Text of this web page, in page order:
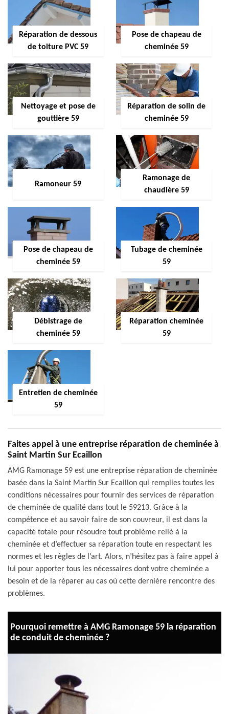
Réparation de dessous
de toiture PVC 59
Pose de chapeau de
cheminée 59
Nettoyage et pose de
gouttière 59
Réparation de solin de
cheminée 59
Ramoneur 59
Ramonage de
chaudière 59
Pose de chapeau de
cheminée 59
Tubage de cheminée
59
Débistrage de
cheminée 59
Réparation cheminée
59
Entretien de cheminée
59
Faites appel à une entreprise réparation de cheminée à
Saint Martin Sur Ecaillon
AMG Ramonage 59 est une entreprise réparation de cheminée
basée dans la Saint Martin Sur Ecaillon qui remplies toutes les
conditions nécessaires pour fournir des services de réparation
de cheminée de qualité dans tout le 59213. Grâce à la
compétence et au savoir faire de son couvreur, il est dans la
capacité totale pour résoudre tout problème relié à la
cheminée et d’effectuer sa réparation toute en respectant les
normes et les règles de l’art. Alors, n’hésitez pas à faire appel à
lui pour apporter tous les nécessaires dont votre cheminée a
besoin et de la réparer au cas où cette dernière rencontre des
problèmes.
Pourquoi remettre à AMG Ramonage 59 la réparation
de conduit de cheminée ?